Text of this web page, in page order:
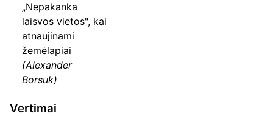
„Nepakanka
laisvos vietos", kai
atnaujinami
žemėlapiai
(Alexander
Borsuk)
Vertimai